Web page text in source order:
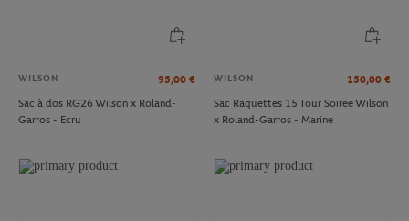
WILSON 95,00 €
Sac à dos RG26 Wilson x Roland-
Garros - Ecru
WILSON 150,00 €
Sac Raquettes 15 Tour Soiree Wilson
x Roland-Garros - Marine